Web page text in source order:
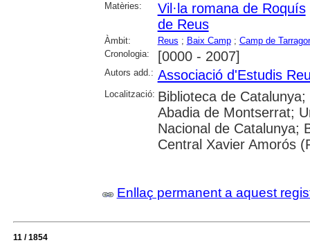
Matèries:
Vil·la romana de Roquís
de Reus
Àmbit: Reus ; Baix Camp; Camp de
Cronologia:
[0000 - 2007]
Autors add.: Associació d'Estudis
Localització: Biblioteca de
Abadia de Montserrat;
Nacional de Catalunya;
Central Xavier Amorós
Enllaç permanent a aquest
11 / 1854